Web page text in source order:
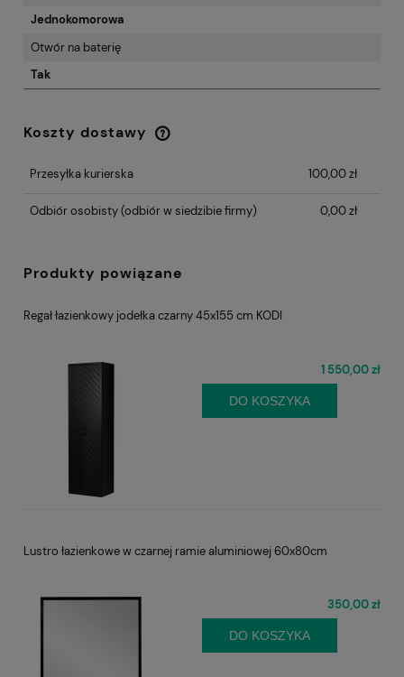
Jednokomorowa
Otwór na baterię
Tak
Koszty dostawy
Cena nie zawiera ewentualnych kosztów
Przesyłka kurierska
100,00 zł
Odbiór osobisty(odbiór w siedzibie firmy) 0,00 zł
Produkty powiązane
Regał łazienkowy jodełka czarny 45x155 cm KODI
1 550,00 zł
DO KOSZYKA
Lustro łazienkowe w czarnej ramie aluminiowej 60x80cm
350,00 zł
DO KOSZYKA